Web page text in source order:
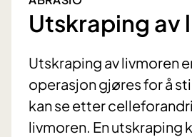
Utskraping av
Utskraping av livmoren
operasjon gjøres for å
kan se etter
livmoren. En utskraping